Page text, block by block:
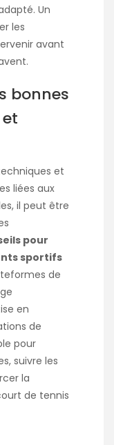
Un
les
avant
bonnes
et
liées aux
il peut être
pour
sportifs
de
en
de
pour
suivre les
la
de tennis